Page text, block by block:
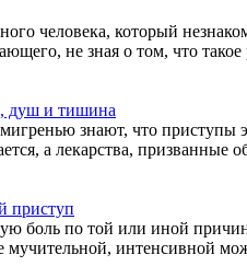
человека, который
не зная о том, что
душ и тишина
знают, что приступы
а лекарства,
приступ
боль по той или иной
мучительной, интенсивной